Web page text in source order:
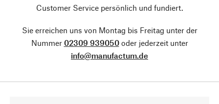
Customer Service persönlich und fundiert.
Sie erreichen uns von Montag bis Freitag unter der
Nummer 02309 939050oder jederzeit unter
info@manufactum.de